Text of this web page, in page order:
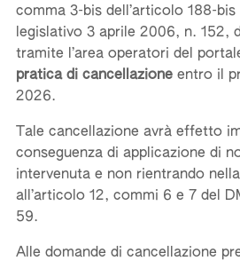
comma 3-bis dell’articolo 188-
legislativo 3 aprile 2006, n. 152,
tramite l’area operatori del
pratica di cancellazione entro il
2026.
Tale cancellazione avrà effetto
conseguenza di applicazione di
intervenuta e non rientrando
all’articolo 12, commi 6 e 7 del
59.
Alle domande di cancellazione